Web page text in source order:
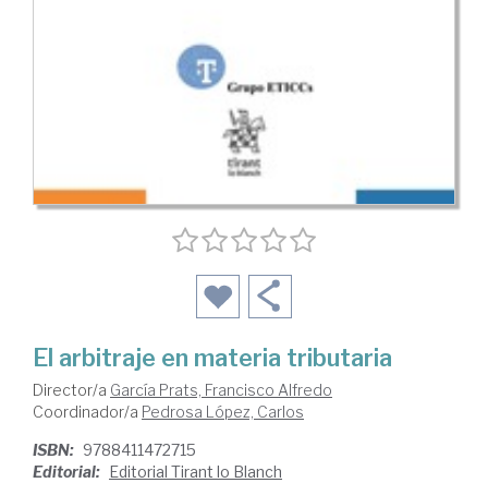
El arbitraje en materia tributaria
Director/a García Prats, Francisco Alfredo
Coordinador/a Pedrosa López, Carlos
ISBN: 9788411472715
Editorial: Editorial Tirant lo Blanch